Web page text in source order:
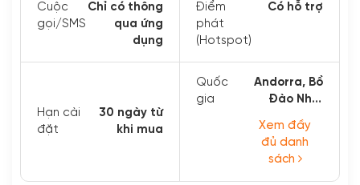
Cuộc
gọi/SMS
Chỉ có thông
qua ứng
dụng
Điểm
phát
(Hotspot)
Có hỗ trợ
Hạn cài
đặt
30 ngày từ
khi mua
Quốc
gia
Andorra, Bồ
Đào Nha,
Åland...
Xem đầy
đủ danh
sách